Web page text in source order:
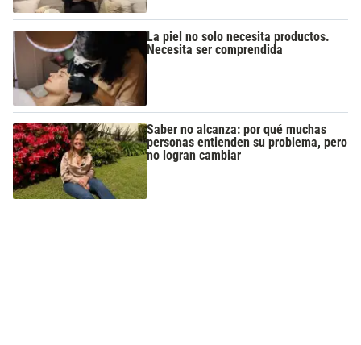
La piel no solo necesita productos.
Necesita ser comprendida
Saber no alcanza: por qué muchas
personas entienden su problema, pero
no logran cambiar